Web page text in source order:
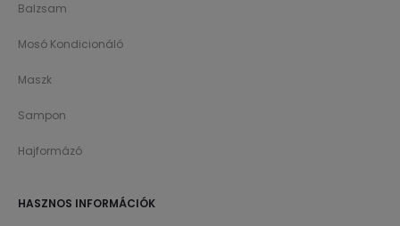
Balzsam
Mosó Kondicionáló
Maszk
Sampon
Hajformázó
HASZNOS INFORMÁCIÓK